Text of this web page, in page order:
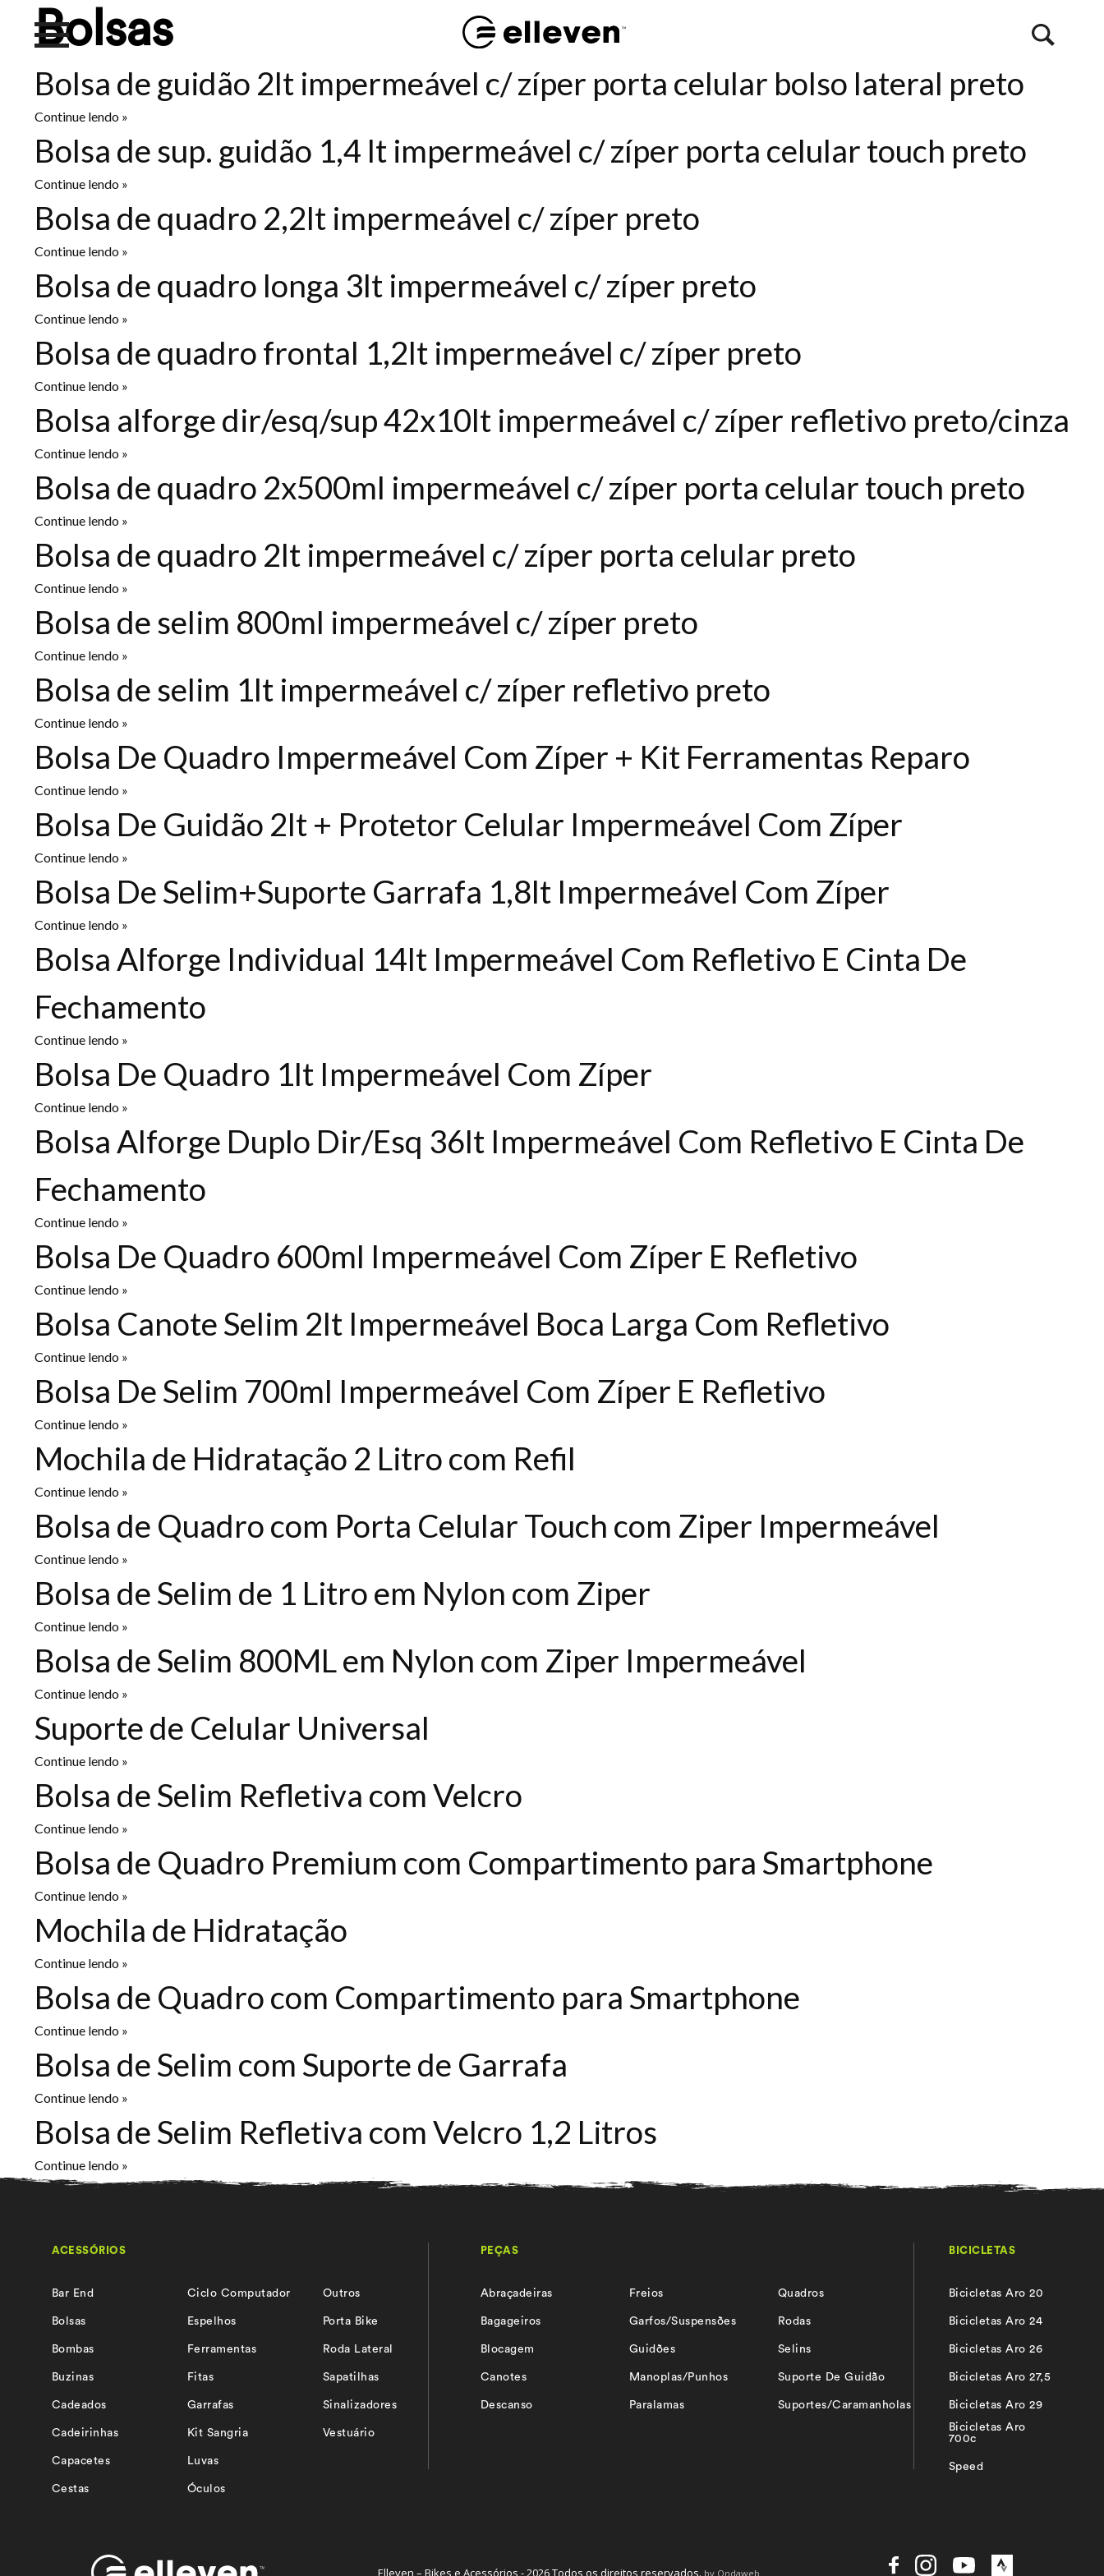
Bolsas
Bolsa de guidão 2lt impermeável c/ zíper porta celular bolso lateral preto
Continue lendo »
Bolsa de sup. guidão 1,4 lt impermeável c/ zíper porta celular touch preto
Continue lendo »
Bolsa de quadro 2,2lt impermeável c/ zíper preto
Continue lendo »
Bolsa de quadro longa 3lt impermeável c/ zíper preto
Continue lendo »
Bolsa de quadro frontal 1,2lt impermeável c/ zíper preto
Continue lendo »
Bolsa alforge dir/esq/sup 42x10lt impermeável c/ zíper refletivo preto/cinza
Continue lendo »
Bolsa de quadro 2x500ml impermeável c/ zíper porta celular touch preto
Continue lendo »
Bolsa de quadro 2lt impermeável c/ zíper porta celular preto
Continue lendo »
Bolsa de selim 800ml impermeável c/ zíper preto
Continue lendo »
Bolsa de selim 1lt impermeável c/ zíper refletivo preto
Continue lendo »
Bolsa De Quadro Impermeável Com Zíper + Kit Ferramentas Reparo
Continue lendo »
Bolsa De Guidão 2lt + Protetor Celular Impermeável Com Zíper
Continue lendo »
Bolsa De Selim+Suporte Garrafa 1,8lt Impermeável Com Zíper
Continue lendo »
Bolsa Alforge Individual 14lt Impermeável Com Refletivo E Cinta De
Fechamento
Continue lendo »
Bolsa De Quadro 1lt Impermeável Com Zíper
Continue lendo »
Bolsa Alforge Duplo Dir/Esq 36lt Impermeável Com Refletivo E Cinta De
Fechamento
Continue lendo »
Bolsa De Quadro 600ml Impermeável Com Zíper E Refletivo
Continue lendo »
Bolsa Canote Selim 2lt Impermeável Boca Larga Com Refletivo
Continue lendo »
Bolsa De Selim 700ml Impermeável Com Zíper E Refletivo
Continue lendo »
Mochila de Hidratação 2 Litro com Refil
Continue lendo »
Bolsa de Quadro com Porta Celular Touch com Ziper Impermeável
Continue lendo »
Bolsa de Selim de 1 Litro em Nylon com Ziper
Continue lendo »
Bolsa de Selim 800ML em Nylon com Ziper Impermeável
Continue lendo »
Suporte de Celular Universal
Continue lendo »
Bolsa de Selim Refletiva com Velcro
Continue lendo »
Bolsa de Quadro Premium com Compartimento para Smartphone
Continue lendo »
Mochila de Hidratação
Continue lendo »
Bolsa de Quadro com Compartimento para Smartphone
Continue lendo »
Bolsa de Selim com Suporte de Garrafa
Continue lendo »
Bolsa de Selim Refletiva com Velcro 1,2 Litros
Continue lendo »
Bolsa de Guidão com Compartimento para Smartphone
ACESSÓRIOS
Bar End
Bolsas
Bombas
Buzinas
Cadeados
Cadeirinhas
Capacetes
Cestas
Ciclo Computador
Espelhos
Ferramentas
Fitas
Garrafas
Kit Sangria
Luvas
Óculos
Outros
Porta Bike
Roda Lateral
Sapatilhas
Sinalizadores
Vestuário
PEÇAS
Abraçadeiras
Bagageiros
Blocagem
Canotes
Descanso
Freios
Garfos/Suspensões
Guidões
Manoplas/Punhos
Paralamas
Quadros
Rodas
Selins
Suporte De Guidão
Suportes/Caramanholas
BICICLETAS
Bicicletas Aro 20
Bicicletas Aro 24
Bicicletas Aro 26
Bicicletas Aro 27,5
Bicicletas Aro 29
Bicicletas Aro
700c
Speed
Elleven – Bikes e Acessórios - 2026 Todos os direitos reservados. by Ondaweb